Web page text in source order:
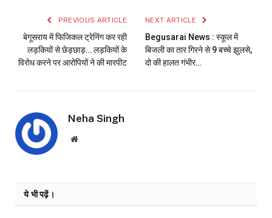
PREVIOUS ARTICLE
बेगूसराय में फिजिकल ट्रेनिंग कर रही
लड़कियों से छेड़छाड़… लड़कियों के
विरोध करने पर आरोपियों ने की मारपीट
NEXT ARTICLE
Begusarai News : स्कूल में
बिजली का तार गिरने से 9 बच्चे झुलसे,
दो की हालत गंभीर…
Neha Singh
Website
ये भी पढ़ें।